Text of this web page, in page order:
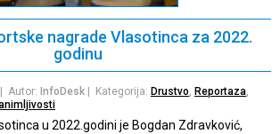
nagrade Vlasotinca za 2022.
godinu
| Autor: InfoDesk | Kategorija: Drustvo, Reportaza,
u 2022.godini je Bogdan Zdravković,